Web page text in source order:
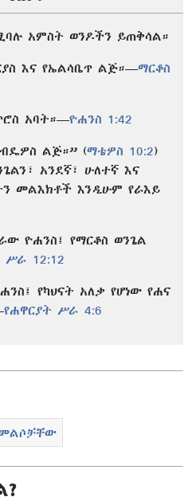
አምስት ወንዶችን ይጠቅሳል።
እና የኤልሳቤጥ ልጅ።—ማርቆስ
አባት።—ዮሐንስ 1:42
ልጅ።” (ማቴዎስ 10:2)
አንደኛ፣ ሁለተኛ እና
መልእክቶች እንዲሁም የራእይ
ዮሐንስ፤ የማርቆስ ወንጌል
ሥራ 12:12
የካህናት አለቃ የሆነው የሐና
የሐዋርያት ሥራ 4:6